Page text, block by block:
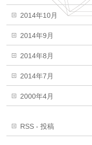
2014年10月
2014年9月
2014年8月
2014年7月
2000年4月
RSS - 投稿